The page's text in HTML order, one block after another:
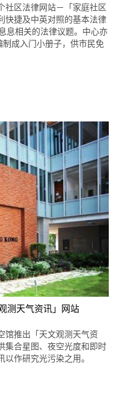
社区法律网站－「家庭社区
快捷及中英对照的基本法律
息相关的法律议题。中心亦
成入门小册子，供市民免
测天气资讯」网站
馆推出「天文观测天气资
集合星图、夜空光度和即时
作研究光污染之用。